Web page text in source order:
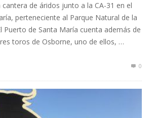
de áridos junto a la CA-31 en el
perteneciente al Parque Natural de la
Puerto de Santa María cuenta además de
toros de Osborne, uno de ellos, …
0